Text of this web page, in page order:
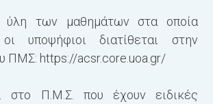
ύλη των μαθημάτων στα οποία
οι υποψήφιοι διατίθεται στην
ΠΜΣ: https://acsr.core.uoa.gr/
στο Π.Μ.Σ. που έχουν ειδικές